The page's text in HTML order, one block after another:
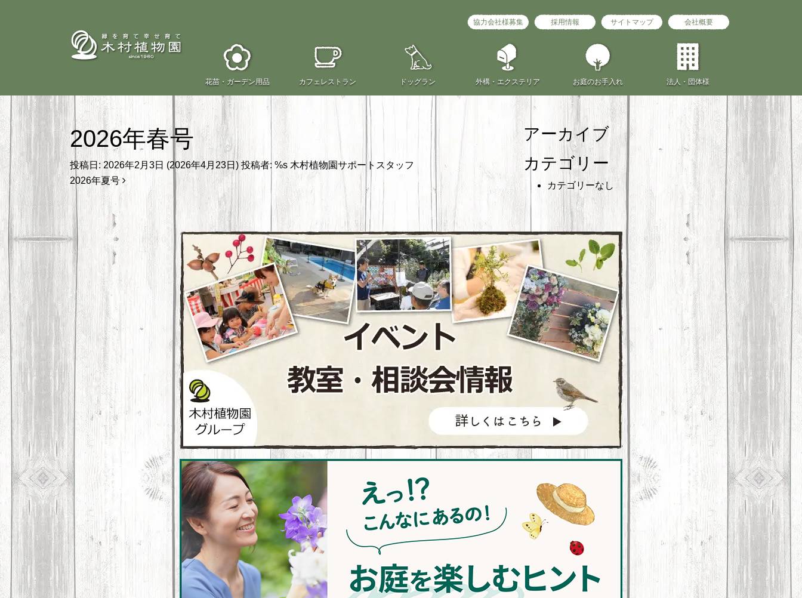
花苗・ ガーデン用品 カフェ レストラン ドッグラン 外構・ エクステリア お庭のお手入れ 法人・団体様
協力会社様募集 採用情報 サイトマップ 会社概要
2026年春号
投稿日: 2026年2月3日 (2026年4月23日) 投稿者: %s 木村植物園サポートスタッフ
投稿ナビゲーション
2026年夏号
アーカイブ
カテゴリー
カテゴリーなし